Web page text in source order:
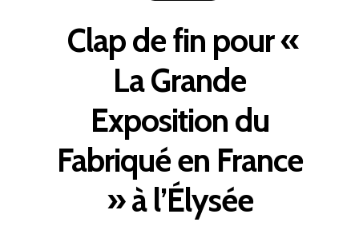
Clap de fin pour «
La Grande
Exposition du
Fabriqué en France
» à l’Élysée